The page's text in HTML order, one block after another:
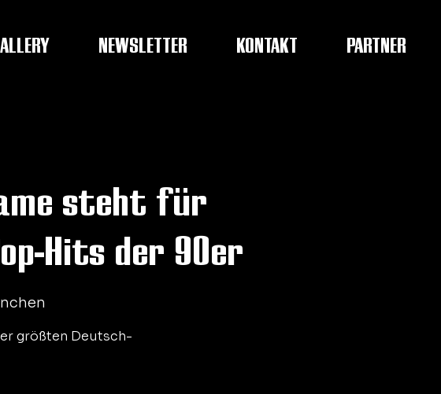
NEWSLETTER KONTAKT PARTNER
steht für
Hits der 90er
größten Deutsch-